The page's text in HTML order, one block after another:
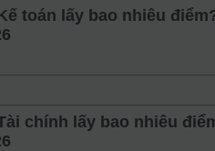
toán lấy bao nhiêu
chính lấy bao nhiêu